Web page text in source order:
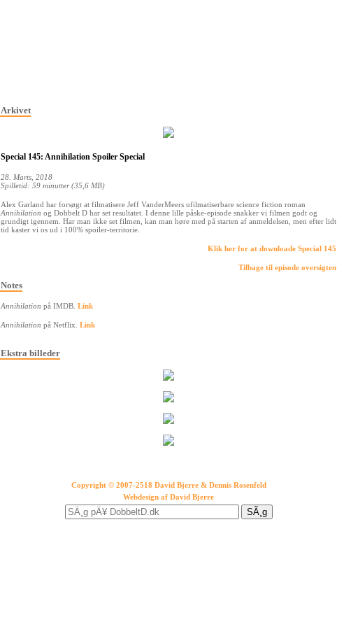
Arkivet
Special 145: Annihilation Spoiler Special
28. Marts, 2018
Spilletid: 59 minutter (35,6 MB)
Alex Garland har forsøgt at filmatisere Jeff VanderMeers ufilmatiserbare science fiction roman
Annihilation og Dobbelt D har set resultatet. I denne lille påske-episode snakker vi filmen godt og
grundigt igennem. Har man ikke set filmen, kan man høre med på starten af anmeldelsen, men efter lidt
tid kaster vi os ud i 100% spoiler-territorie.
Klik her for at downloade Special 145
Tilbage til episode oversigten
Notes
Annihilation på IMDB. Link
Annihilation på Netflix. Link
Ekstra billeder
Copyright © 2007-2518 David Bjerre & Dennis Rosenfeld
Webdesign af David Bjerre
SÃ¸g